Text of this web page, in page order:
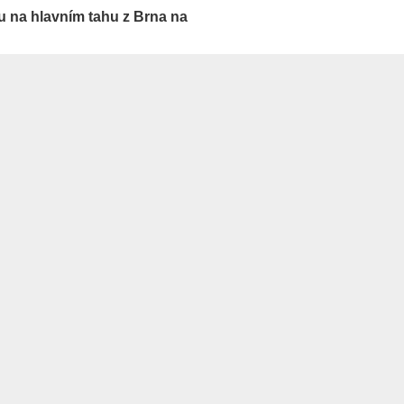
na hlavním tahu z Brna na